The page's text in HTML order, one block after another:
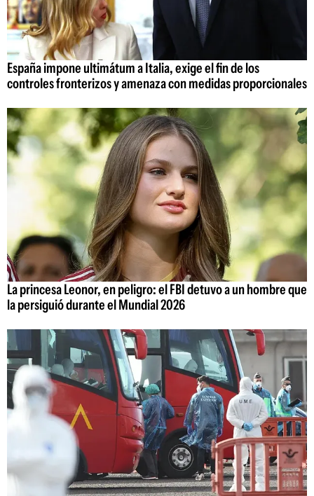
España impone ultimátum a Italia, exige el fin de los
controles fronterizos y amenaza con medidas proporcionales
La princesa Leonor, en peligro: el FBI detuvo a un hombre que
la persiguió durante el Mundial 2026